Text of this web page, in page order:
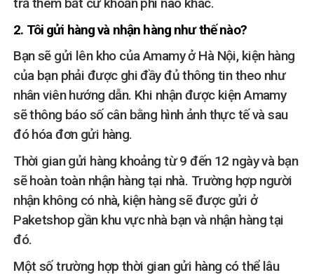
trả thêm bất cứ khoản phí nào khác.
2. Tôi gửi hàng và nhận hàng như thế nào?
Bạn sẽ gửi lên kho của Amamy ở Hà Nội, kiện hàng
của bạn phải được ghi đầy đủ thông tin theo như
nhân viên hướng dẫn. Khi nhận được kiện Amamy
sẽ thông báo số cân bằng hình ảnh thực tế và sau
đó hóa đơn gửi hàng.
Thời gian gửi hàng khoảng từ 9 đến 12 ngày và bạn
sẽ hoàn toàn nhận hàng tại nhà. Trường hợp người
nhận không có nhà, kiện hàng sẽ được gửi ở
Paketshop gần khu vực nhà bạn và nhận hàng tại
đó.
Một số trường hợp thời gian gửi hàng có thể lâu